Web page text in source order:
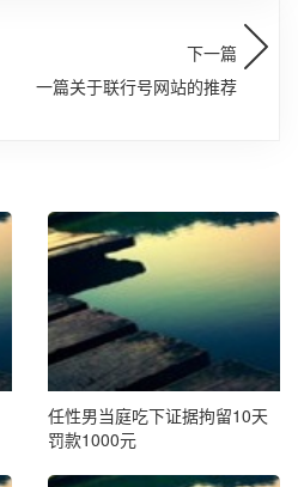
下一篇
一篇关于联行号网站的推荐
任性男当庭吃下证据拘留10天
罚款1000元